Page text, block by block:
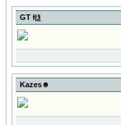
GT Ɨ|ѯ
Kazes☻